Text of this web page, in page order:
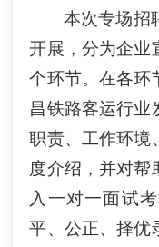
本次专场招
开展，分为企业
个环节。在各环
昌铁路客运行业
职责、工作环境
度介绍，并对帮
入一对一面试
平、公正、择优